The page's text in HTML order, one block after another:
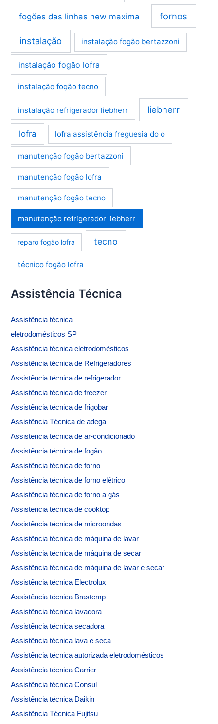
fogões das linhas new maxima fornos
instalação instalação fogão bertazzoni
instalação fogão lofra
instalação fogão tecno
instalação refrigerador liebherr liebherr
lofra lofra assistência freguesia do ó
manutenção fogão bertazzoni
manutenção fogão lofra
manutenção fogão tecno
manutenção refrigerador liebherr
reparo fogão lofra tecno
técnico fogão lofra
Assistência Técnica
Assistênciatécnica
eletrodomésticos SP
Assistência técnica eletrodomésticos
Assistência técnica de Refrigeradores
Assistência técnica de refrigerador
Assistência técnica de freezer
Assistência técnica de frigobar
Assistência Técnica de adega
Assistência técnica de ar-condicionado
Assistência técnica de fogão
Assistência técnica de forno
Assistência técnica de forno elétrico
Assistência técnica de forno a gás
Assistência técnica de cooktop
Assistência técnica de microondas
Assistência técnica de máquina de lavar
Assistência técnica de máquina de secar
Assistência técnica de máquina de lavar e secar
Assistência técnica Electrolux
Assistência técnica Brastemp
Assistência técnica lavadora
Assistência técnica secadora
Assistência técnica lava e seca
Assistência técnica autorizada eletrodomésticos
Assistência técnica Carrier
Assistência técnica Consul
Assistência técnica Daikin
Assistência Técnica Fujitsu